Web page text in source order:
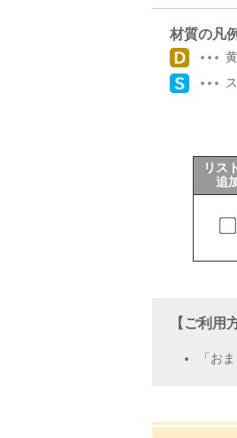
サポー
よくあるご質問
Cv値・流量計算ツ
製品動画一覧
材質の凡例
リス
追
【ご利用
「お